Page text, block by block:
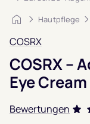
Startseite
Hautpflege
COSRX
COSRX –
Eye Cream
Bewertungen